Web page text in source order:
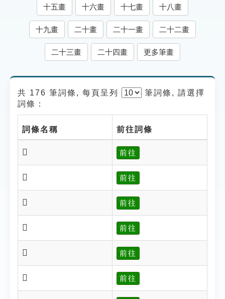
遊戲專區
貓頭鷹博士
十五畫 十六畫 十七畫 十八畫
十九畫 二十畫 二十一畫 二十二畫
二十三畫 二十四畫 更多筆畫
共 176 筆詞條, 每頁呈列 筆詞條, 請選擇
詞條：
詞條名稱 前往詞條
𦏁 前往
𦎻 前往
𦎼 前往
𦏃 前往
𦏅 前往
𦏆 前往